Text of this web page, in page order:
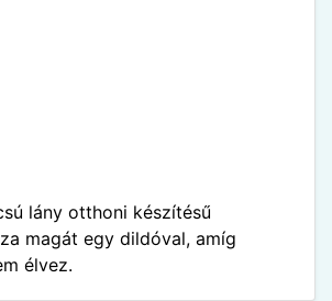
lány otthoni készítésű
magát egy dildóval, amíg
élvez.